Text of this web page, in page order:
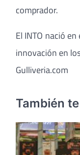
comprador.
El INTO nació
innovación en
Gulliveria.com
También